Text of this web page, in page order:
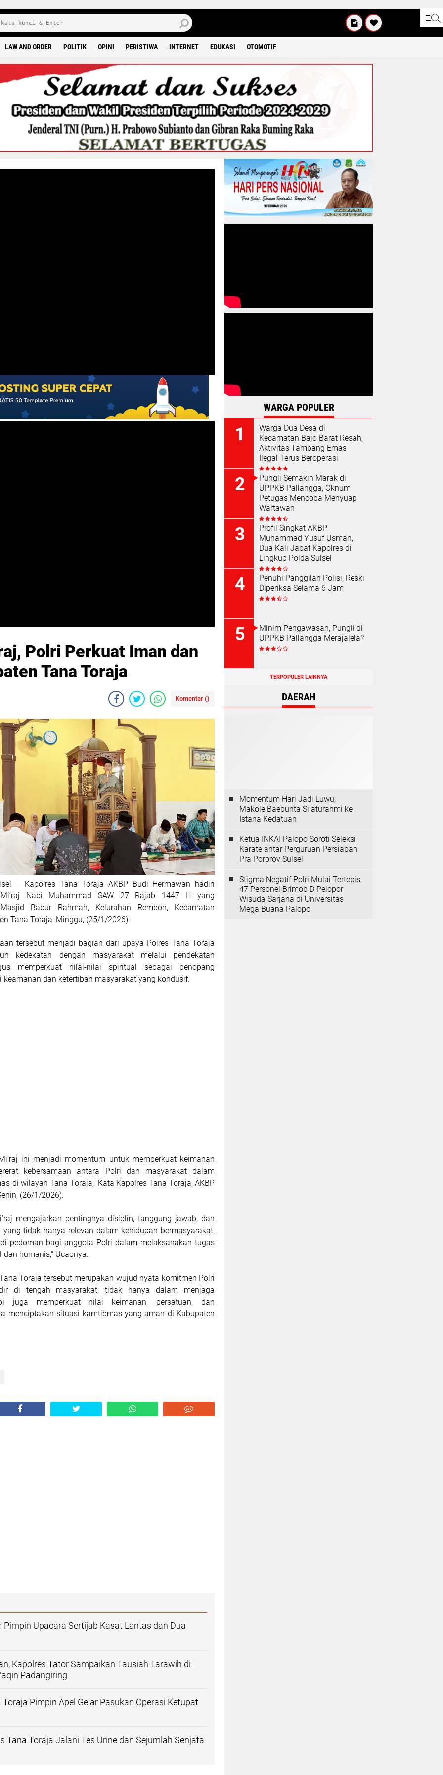
LAW AND ORDER POLITIK OPINI PERISTIWA INTERNET EDUKASI OTOMOTIF
Polri Perkuat Iman dan
Tana Toraja
Komentar ()
– Kapolres Tana Toraja AKBP Budi Hermawan hadiri
Nabi Muhammad SAW 27 Rajab 1447 H yang
Babur Rahmah, Kelurahan Rembon, Kecamatan
Tana Toraja, Minggu, (25/1/2026).
tersebut menjadi bagian dari upaya Polres Tana Toraja
kedekatan dengan masyarakat melalui pendekatan
memperkuat nilai-nilai spiritual sebagai penopang
keamanan dan ketertiban masyarakat yang kondusif.
ini menjadi momentum untuk memperkuat keimanan
kebersamaan antara Polri dan masyarakat dalam
di wilayah Tana Toraja," Kata Kapolres Tana Toraja, AKBP
(26/1/2026).
mengajarkan pentingnya disiplin, tanggung jawab, dan
yang tidak hanya relevan dalam kehidupan bermasyarakat,
pedoman bagi anggota Polri dalam melaksanakan tugas
dan humanis," Ucapnya.
Toraja tersebut merupakan wujud nyata komitmen Polri
di tengah masyarakat, tidak hanya dalam menjaga
juga memperkuat nilai keimanan, persatuan, dan
menciptakan situasi kamtibmas yang aman di Kabupaten
Pimpin Upacara Sertijab Kasat Lantas dan Dua
Kapolres Tator Sampaikan Tausiah Tarawih di
Padangiring
Toraja Pimpin Apel Gelar Pasukan Operasi Ketupat
Tana Toraja Jalani Tes Urine dan Sejumlah Senjata
WARGA POPULER
Warga Dua Desa di
Kecamatan Bajo Barat Resah,
Aktivitas Tambang Emas
Ilegal Terus Beroperasi
Pungli Semakin Marak di
UPPKB Pallangga, Oknum
Petugas Mencoba Menyuap
Wartawan
Profil Singkat AKBP
Muhammad Yusuf Usman,
Dua Kali Jabat Kapolres di
Lingkup Polda Sulsel
Penuhi Panggilan Polisi, Reski
Diperiksa Selama 6 Jam
Minim Pengawasan, Pungli di
UPPKB Pallangga Merajalela?
TERPOPULER LAINNYA
DAERAH
Momentum Hari Jadi Luwu,
Makole Baebunta Silaturahmi ke
Istana Kedatuan
Ketua INKAI Palopo Soroti Seleksi
Karate antar Perguruan Persiapan
Pra Porprov Sulsel
Stigma Negatif Polri Mulai Tertepis,
47 Personel Brimob D Pelopor
Wisuda Sarjana di Universitas
Mega Buana Palopo